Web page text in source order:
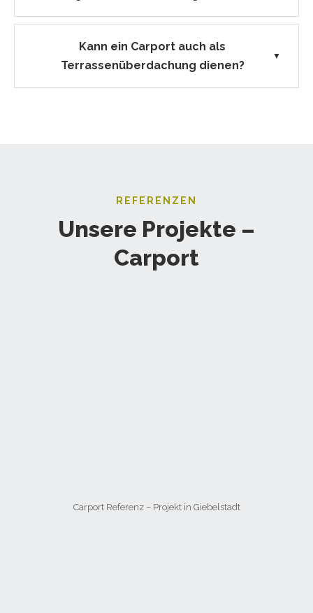
Kann ein Carport auch als
Terrassenüberdachung dienen?
▼
REFERENZEN
Unsere Projekte –
Carport
Carport Referenz – Projekt in Giebelstadt